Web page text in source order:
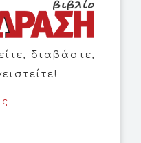
διαβάστε,